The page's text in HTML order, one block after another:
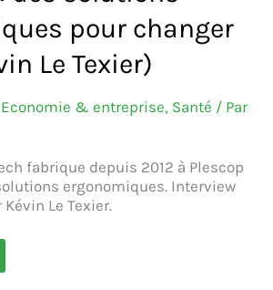
pour changer
Le Texier)
Economie & entreprise, Santé / Par
fabrique depuis 2012 à Plescop
ergonomiques. Interview
Le Texier.